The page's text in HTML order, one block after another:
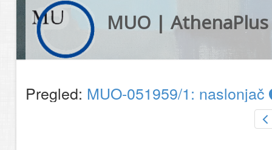
MUO | AthenaPlus
Pregled: MUO-051959/1: naslonjač